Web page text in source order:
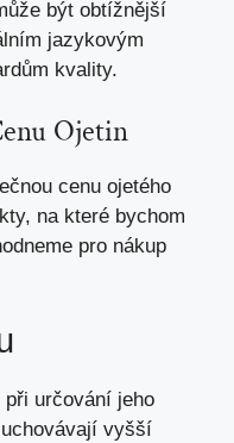
být obtížnější
jazykovým
kvality.
Ojetin
cenu ojetého
na které bychom
pro nákup
určování jeho
vyšší